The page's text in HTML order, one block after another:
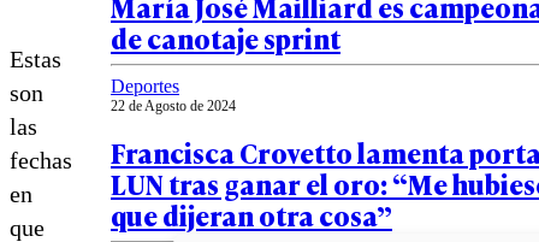
Estas
son
las
fechas
en
que
de canotaje sprint
Deportes
22 de Agosto de 2024
Francisca Crovetto lamenta
LUN tras ganar el oro: “Me
que dijeran otra cosa”